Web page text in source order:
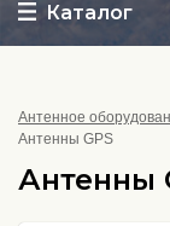
Каталог
Антенное
Антенны GPS
Антенны